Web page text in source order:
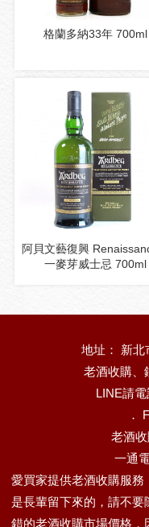
格蘭多納33年 700ml
阿貝文藝復興
一麥芽威士忌 700ml
地址： 新北
老酒收購、
LINE請
．
老酒
一通
愛買家提供老酒收購服
是長輩留下來的，請不
錯的老酒收購市場價格